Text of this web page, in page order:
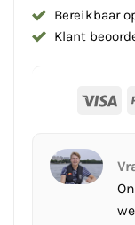
Bereikbaar
Klant